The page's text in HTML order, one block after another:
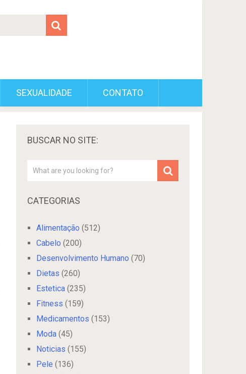
SEXUALIDADE CONTATO
BUSCAR NO SITE:
CATEGORIAS
Alimentação (512)
Cabelo (200)
Desenvolvimento Humano (70)
Dietas (260)
Estetica (235)
Fitness (159)
Medicamentos (153)
Moda (45)
Noticias (155)
Pele (136)